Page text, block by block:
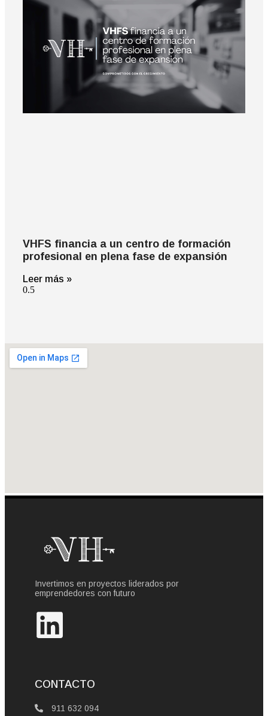
VHFS financia a un centro de formación
profesional en plena fase de expansión
Leer más »
Invertimos en proyectos liderados por
emprendedores con futuro
CONTACTO
911 632 094